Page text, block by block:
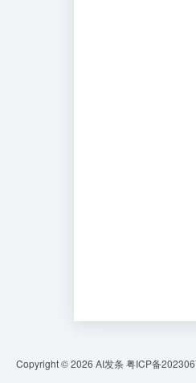
Copyright © 2026 AI发条 粤ICP备